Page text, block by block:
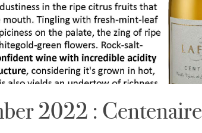
2022 : Centenaire